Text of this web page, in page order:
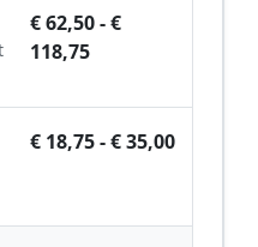
€ 62,50 - €
118,75
€ 18,75 - € 35,00